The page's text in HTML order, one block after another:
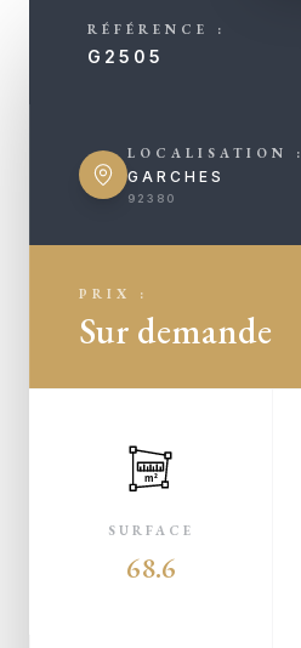
RÉFÉRENCE :
G2505
LOCALISATION :
GARCHES
92380
PRIX :
Sur demande
m²
SURFACE
68.6